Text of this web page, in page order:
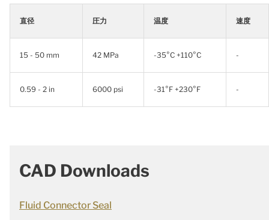
直径 圧力 温度 速度
15 - 50 mm 42 MPa -35°C +110°C -
0.59 - 2 in 6000 psi -31°F +230°F -
CAD Downloads
Fluid Connector Seal